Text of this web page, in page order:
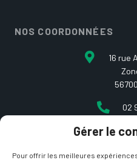
Gérer le
Pour offrir les meilleures
NOS COORDONNÉES
16 rue
02